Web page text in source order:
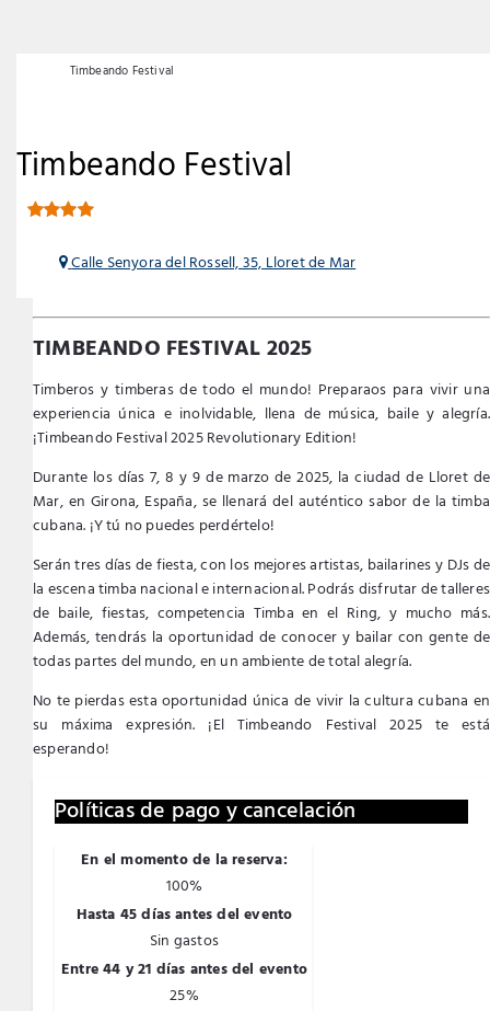
Timbeando Festival
Timbeando Festival
Calle Senyora del Rossell, 35, Lloret de Mar
TIMBEANDO FESTIVAL 2025
Timberos y timberas de todo el mundo! Preparaos para vivir una
experiencia única e inolvidable, llena de música, baile y alegría.
¡Timbeando Festival 2025 Revolutionary Edition!
Durante los días 7, 8 y 9 de marzo de 2025, la ciudad de Lloret de
Mar, en Girona, España, se llenará del auténtico sabor de la timba
cubana. ¡Y tú no puedes perdértelo!
Serán tres días de fiesta, con los mejores artistas, bailarines y DJs de
la escena timba nacional e internacional. Podrás disfrutar de talleres
de baile, fiestas, competencia Timba en el Ring, y mucho más.
Además, tendrás la oportunidad de conocer y bailar con gente de
todas partes del mundo, en un ambiente de total alegría.
No te pierdas esta oportunidad única de vivir la cultura cubana en
su máxima expresión. ¡El Timbeando Festival 2025 te está
esperando!
Políticas de pago y cancelación
En el momento de la reserva:
100%
Hasta 45 días antes del evento
Sin gastos
Entre 44 y 21 días antes del evento
25%